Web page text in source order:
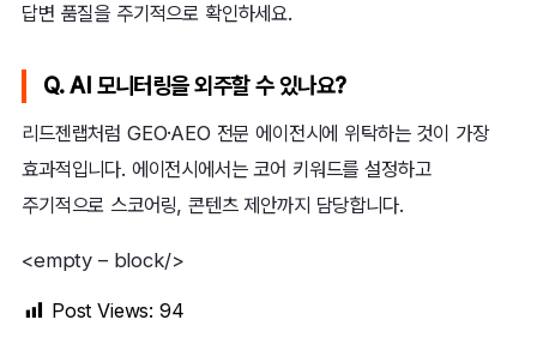
답변 품질을 주기적으로 확인하세요.
Q. AI 모니터링을 외주할 수 있나요?
리드젠랩처럼 GEO·AEO 전문 에이전시에 위탁하는 것이 가장
효과적입니다. 에이전시에서는 코어 키워드를 설정하고
주기적으로 스코어링, 콘텐츠 제안까지 담당합니다.
<empty – block/>
Post Views: 94